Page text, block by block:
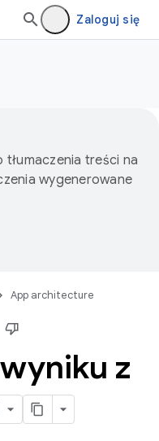
Zaloguj się
treści na
wygenerowane
App architecture
z